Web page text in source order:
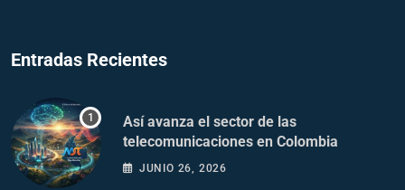
Entradas Recientes
Así avanza el sector de las
telecomunicaciones en Colombia
JUNIO 26, 2026